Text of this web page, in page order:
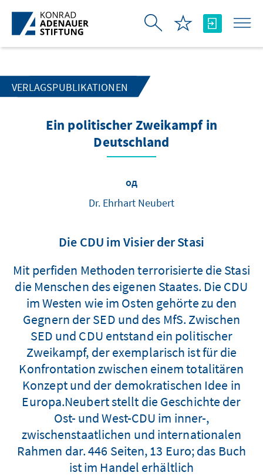
Skip to Main Content
VERLAGSPUBLIKATIONEN
Ein politischer Zweikampf in
Deutschland
од
Dr. Ehrhart Neubert
Die CDU im Visier der Stasi
Mit perfiden Methoden terrorisierte die Stasi
die Menschen des eigenen Staates. Die CDU
im Westen wie im Osten gehörte zu den
Gegnern der SED und des MfS. Zwischen
SED und CDU entstand ein politischer
Zweikampf, der exemplarisch ist für die
Konfrontation zwischen einem totalitären
Konzept und der demokratischen Idee in
Europa.Neubert stellt die Geschichte der
Ost- und West-CDU im inner-,
zwischenstaatlichen und internationalen
Rahmen dar. 446 Seiten, 13 Euro; das Buch
ist im Handel erhältlich